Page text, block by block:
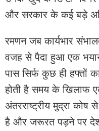
और सरकार के कई बड़े
रमणन जब कार्यभार
वजह से पैदा हुआ एक
पास सिर्फ कुछ ही हफ्तों
होती है समय के खिलाफ
अंतरराष्ट्रीय मुद्रा कोष
है और जरूरत पड़ने पर देश